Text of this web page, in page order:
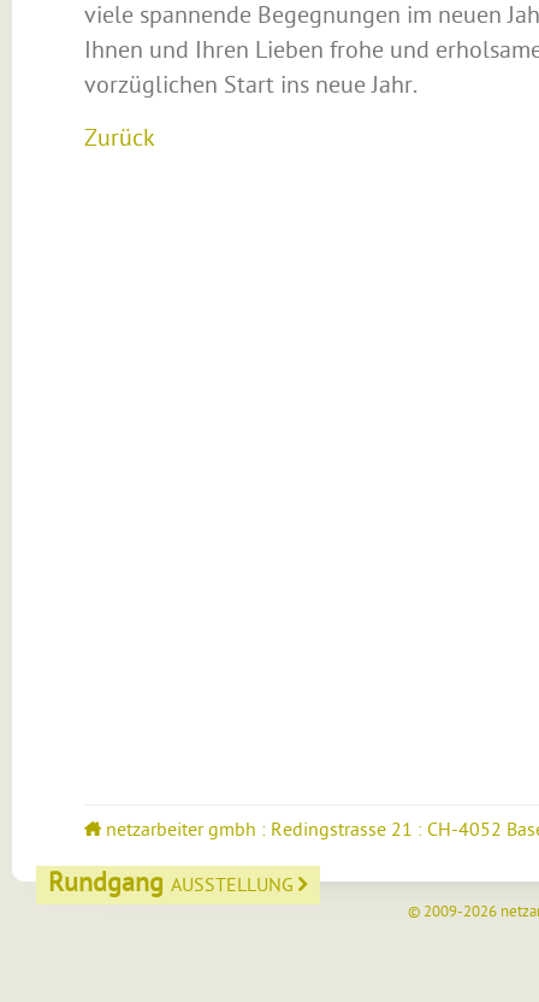
viele spannende Begegnungen im neuen
Ihnen und Ihren Lieben frohe und
vorzüglichen Start ins neue Jahr.
Zurück
netzarbeiter gmbh : Redingstrasse 21 : CH-4052
Rundgang AUSSTELLUNG
© 2009-2026